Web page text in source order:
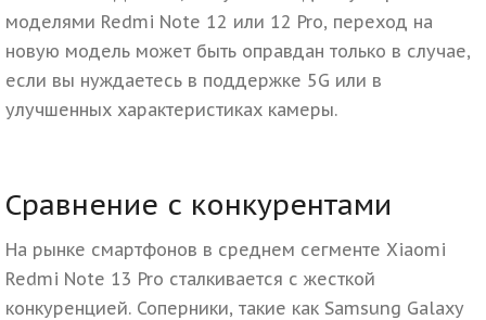
моделями Redmi Note 12 или 12 Pro, переход на
новую модель может быть оправдан только в случае,
если вы нуждаетесь в поддержке 5G или в
улучшенных характеристиках камеры.
Сравнение с конкурентами
На рынке смартфонов в среднем сегменте Xiaomi
Redmi Note 13 Pro сталкивается с жесткой
конкуренцией. Соперники, такие как Samsung Galaxy